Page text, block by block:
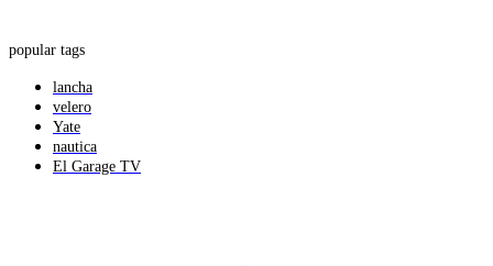
popular tags
lancha
velero
Yate
nautica
El Garage TV